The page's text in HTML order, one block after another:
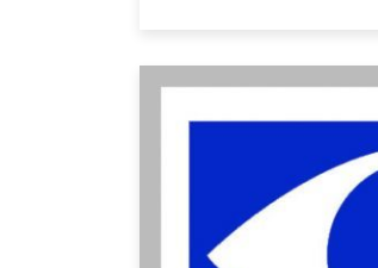
Корпоративная версия